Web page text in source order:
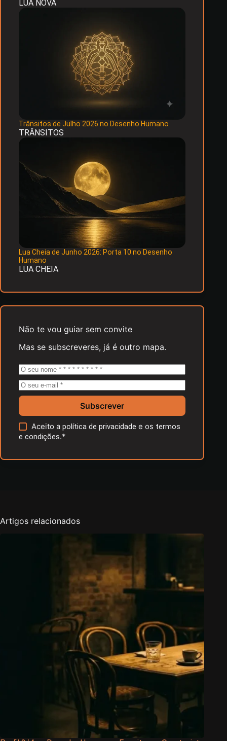
LUA NOVA
Trânsitos de Julho 2026 no Desenho Humano
TRÂNSITOS
Lua Cheia de Junho 2026: Porta 10 no Desenho
Humano
LUA CHEIA
Não te vou guiar sem convite
Mas se subscreveres, já é outro mapa.
Subscrever
Aceito apolítica de privacidade e os termos
e condições.*
Artigos relacionados